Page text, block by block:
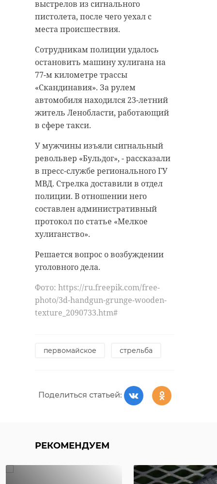
выстрелов из сигнального
пистолета, после чего уехал с
места происшествия.
Сотрудникам полиции удалось
остановить машину хулигана на
77-м километре трассы
«Скандинавия». За рулем
автомобиля находился 23-летний
житель Ленобласти, работающий
в сфере такси.
У мужчины изъяли сигнальный
револьвер «Бульдог», - рассказали
в пресс-службе регионального ГУ
МВД. Стрелка доставили в отдел
полиции. В отношении него
составлен административный
протокол по статье «Мелкое
хулиганство».
Решается вопрос о возбуждении
уголовного дела.
Фото: https://ru.freepik.com/free-
photo/3d-handgun-grunge-wooden-
texture_2090733.htm#
первомайское стрельба
Поделиться статьей:
РЕКОМЕНДУЕМ